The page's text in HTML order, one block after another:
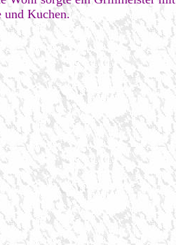
und Kuchen.